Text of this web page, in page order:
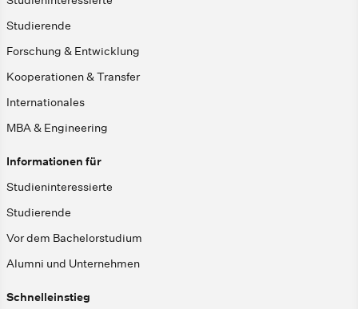
Studierende
Forschung & Entwicklung
Kooperationen & Transfer
Internationales
MBA & Engineering
Informationen für
Studieninteressierte
Studierende
Vor dem Bachelorstudium
Alumni und Unternehmen
Schnelleinstieg